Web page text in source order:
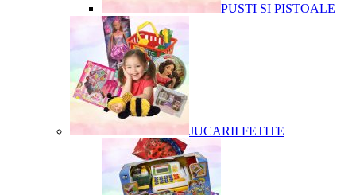
PUSTI SI PISTOALE
JUCARII FETITE